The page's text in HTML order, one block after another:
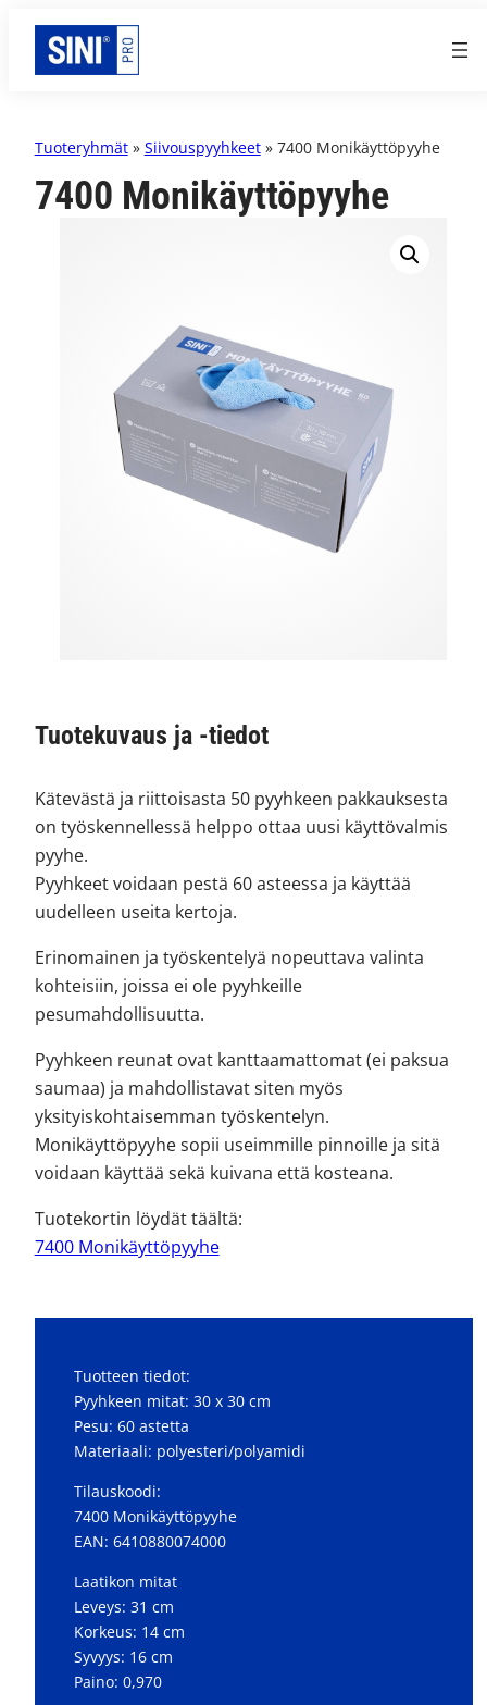
Tuoteryhmät» Siivouspyyhkeet» 7400 Monikäyttöpyyhe
7400 Monikäyttöpyyhe
Tuotekuvaus ja -tiedot
Kätevästä ja riittoisasta 50 pyyhkeen pakkauksesta
on työskennellessä helppo ottaa uusi käyttövalmis
pyyhe.
Pyyhkeet voidaan pestä 60 asteessa ja käyttää
uudelleen useita kertoja.
Erinomainen ja työskentelyä nopeuttava valinta
kohteisiin, joissa ei ole pyyhkeille
pesumahdollisuutta.
Pyyhkeen reunat ovat kanttaamattomat (ei paksua
saumaa) ja mahdollistavat siten myös
yksityiskohtaisemman työskentelyn.
Monikäyttöpyyhe sopii useimmille pinnoille ja sitä
voidaan käyttää sekä kuivana että kosteana.
Tuotekortin löydät täältä:
7400 Monikäyttöpyyhe
Tuotteen tiedot:
Pyyhkeen mitat: 30 x 30 cm
Pesu: 60 astetta
Materiaali: polyesteri/polyamidi
Tilauskoodi:
7400 Monikäyttöpyyhe
EAN: 6410880074000
Laatikon mitat
Leveys: 31 cm
Korkeus: 14 cm
Syvyys: 16 cm
Paino: 0,970